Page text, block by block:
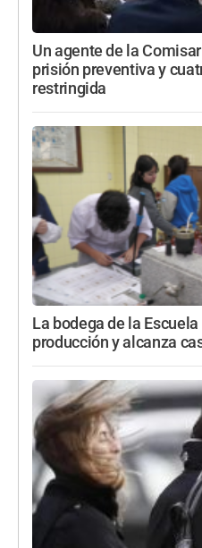
Un agente de la
prisión preventiva y
restringida
La bodega de la
producción y alcanza